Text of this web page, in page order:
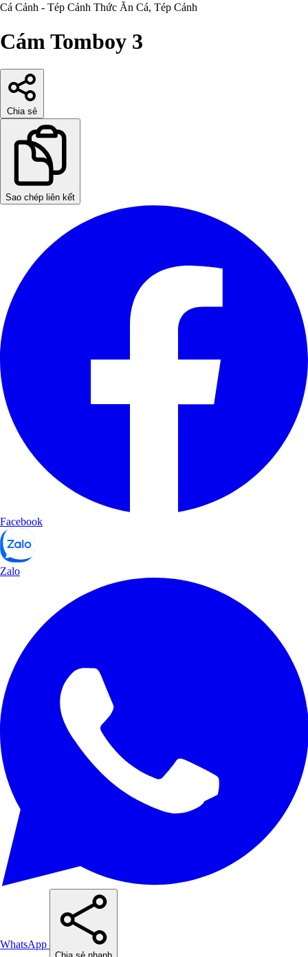
Cá Cảnh - Tép Cảnh Thức Ăn Cá, Tép Cảnh
Cám Tomboy 3
Chia sẻ
Sao chép liên kết
Facebook
Zalo
WhatsApp